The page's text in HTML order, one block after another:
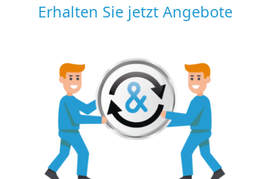
Erhalten Sie jetzt Angebote